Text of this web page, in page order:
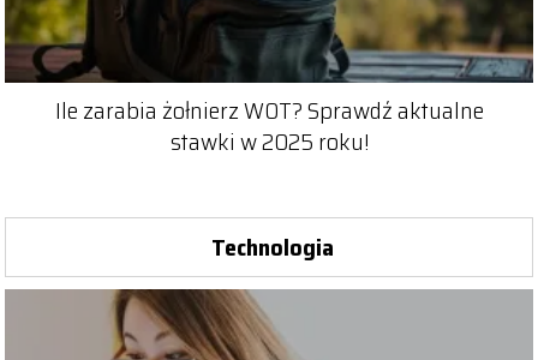
Ile zarabia żołnierz WOT? Sprawdź aktualne
stawki w 2025 roku!
Technologia